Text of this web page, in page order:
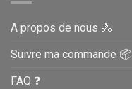
A propos de nous 🚴
Suivre ma commande 📦
FAQ ❓